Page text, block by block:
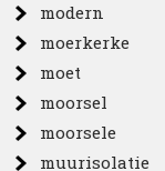
modern
moerkerke
moet
moorsel
moorsele
muurisolatie